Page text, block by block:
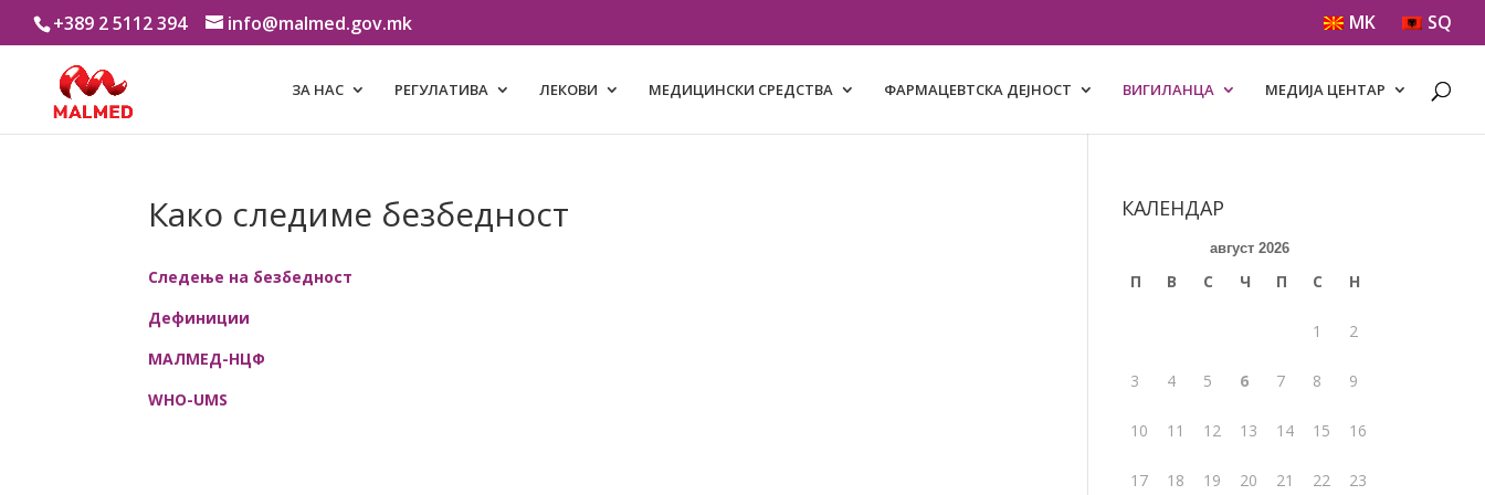
+389 2 5112 394 info@malmed.gov.mk MK SQ
ЗА НАС РЕГУЛАТИВА ЛЕКОВИ МЕДИЦИНСКИ СРЕДСТВА ФАРМАЦЕВТСКА ДЕЈНОСТ ВИГИЛАНЦА МЕДИЈА ЦЕНТАР
Како следиме безбедност
Следење на безбедност
Дефиниции
МАЛМЕД-НЦФ
WHO-UMS
КАЛЕНДАР
август 2026
П В С Ч П С Н
1 2
3 4 5 6 7 8 9
10 11 12 13 14 15 16
17 18 19 20 21 22 23